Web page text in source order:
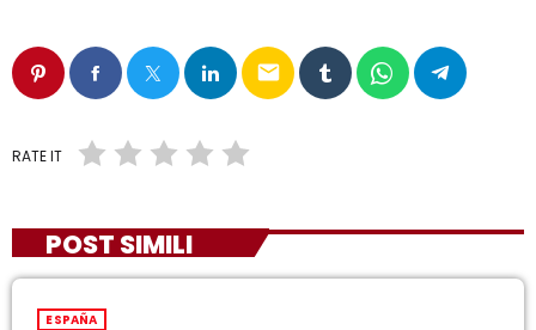
email
RATE IT
POST SIMILI
ESPAÑA